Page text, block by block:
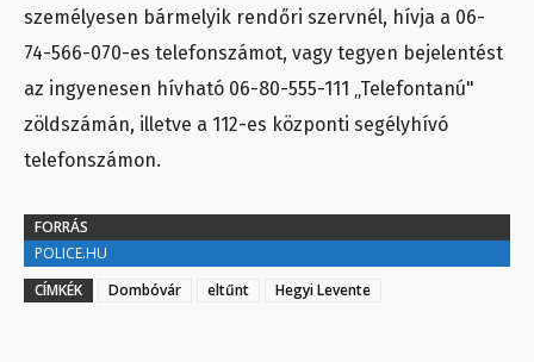
személyesen bármelyik rendőri szervnél, hívja a 06-
74-566-070-es telefonszámot, vagy tegyen bejelentést
az ingyenesen hívható 06-80-555-111 „Telefontanú"
zöldszámán, illetve a 112-es központi segélyhívó
telefonszámon.
FORRÁS
POLICE.HU
CÍMKÉK
Dombóvár eltűnt Hegyi Levente